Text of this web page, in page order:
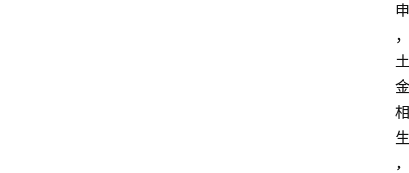
申
，
土
金
相
生
，